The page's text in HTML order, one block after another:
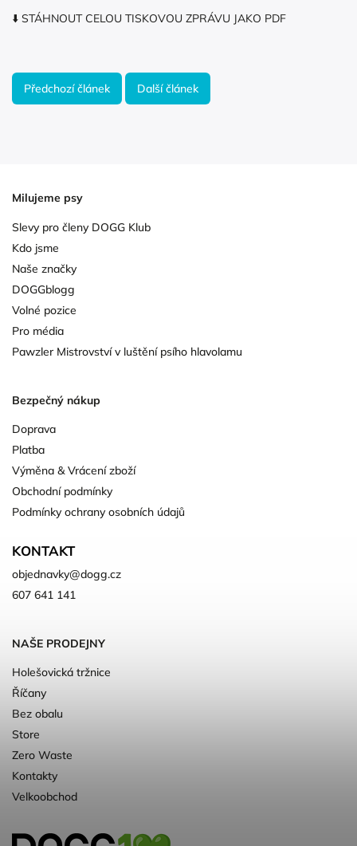
⬇️ STÁHNOUT CELOU TISKOVOU ZPRÁVU JAKO PDF
Předchozí článek Další článek
Milujeme psy
Slevy pro členy DOGG Klub
Kdo jsme
Naše značky
DOGGblogg
Volné pozice
Pro média
Pawzler Mistrovství v luštění psího hlavolamu
Bezpečný nákup
Doprava
Platba
Výměna & Vrácení zboží
Obchodní podmínky
Podmínky ochrany osobních údajů
KONTAKT
objednavky@dogg.cz
607 641 141
NAŠE PRODEJNY
Holešovická tržnice
Říčany
Bez obalu
Store
Zero Waste
Kontakty
Velkoobchod